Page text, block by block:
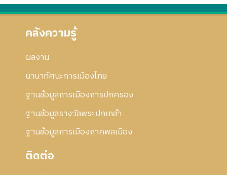
คลังความรู้
ผลงาน
นานาทัศนะการเมืองไทย
ฐานข้อมูลการเมืองการปกครอง
ฐานข้อมูลรางวัลพระปกเกล้า
ฐานข้อมูลการเมืองภาคพลเมือง
ติดต่อ